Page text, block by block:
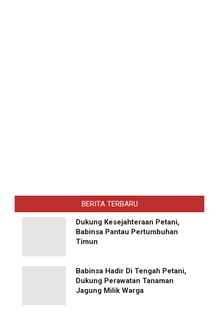
BERITA TERBARU
Dukung Kesejahteraan Petani,
Babinsa Pantau Pertumbuhan
Timun
Babinsa Hadir Di Tengah Petani,
Dukung Perawatan Tanaman
Jagung Milik Warga